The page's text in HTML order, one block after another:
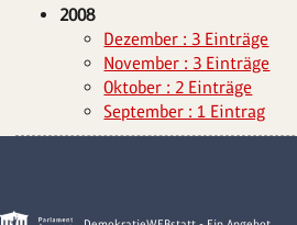
2008
Dezember : 3 Einträge
November : 3 Einträge
Oktober : 2 Einträge
September : 1 Eintrag